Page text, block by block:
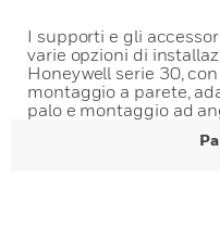
I supporti e gli
varie opzioni di
Honeywell serie 30,
montaggio a parete,
palo e montaggio ad